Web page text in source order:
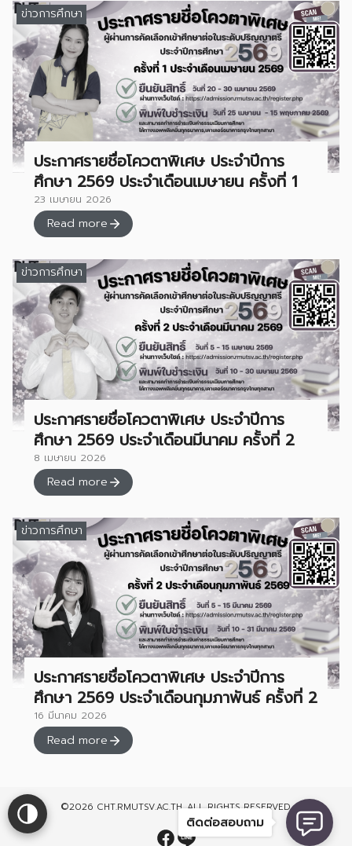
ข่าวการศึกษา
ประกาศรายชื่อโควตาพิเศษ ประจำปีการ
ศึกษา 2569 ประจำเดือนเมษายน ครั้งที่ 1
23 เมษายน 2026
Read more
ข่าวการศึกษา
ประกาศรายชื่อโควตาพิเศษ ประจำปีการ
ศึกษา 2569 ประจำเดือนมีนาคม ครั้งที่ 2
8 เมษายน 2026
Read more
ข่าวการศึกษา
ประกาศรายชื่อโควตาพิเศษ ประจำปีการ
ศึกษา 2569 ประจำเดือนกุมภาพันธ์ ครั้งที่ 2
16 มีนาคม 2026
Read more
©2026 CHT.RMUTSV.AC.TH. ALL RIGHTS RESERVED.
ติดต่อสอบถาม